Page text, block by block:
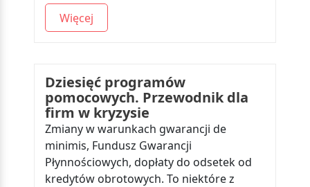
Więcej
Dziesięć programów
pomocowych. Przewodnik dla
firm w kryzysie
Zmiany w warunkach gwarancji de
minimis, Fundusz Gwarancji
Płynnościowych, dopłaty do odsetek od
kredytów obrotowych. To niektóre z